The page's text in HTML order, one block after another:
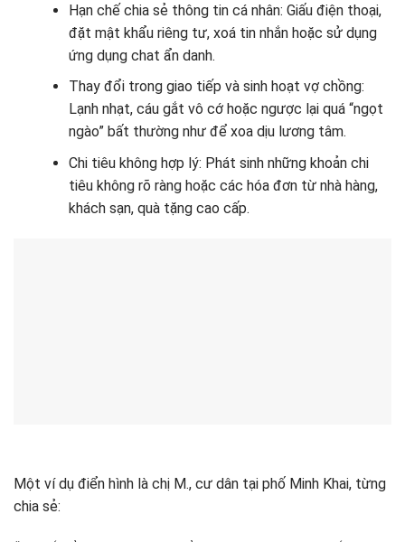
Hạn chế chia sẻ thông tin cá nhân: Giấu điện thoại,
đặt mật khẩu riêng tư, xoá tin nhắn hoặc sử dụng
ứng dụng chat ẩn danh.
Thay đổi trong giao tiếp và sinh hoạt vợ chồng:
Lạnh nhạt, cáu gắt vô cớ hoặc ngược lại quá “ngọt
ngào” bất thường như để xoa dịu lương tâm.
Chi tiêu không hợp lý: Phát sinh những khoản chi
tiêu không rõ ràng hoặc các hóa đơn từ nhà hàng,
khách sạn, quà tặng cao cấp.
Một ví dụ điển hình là chị M., cư dân tại phố Minh Khai, từng
chia sẻ: